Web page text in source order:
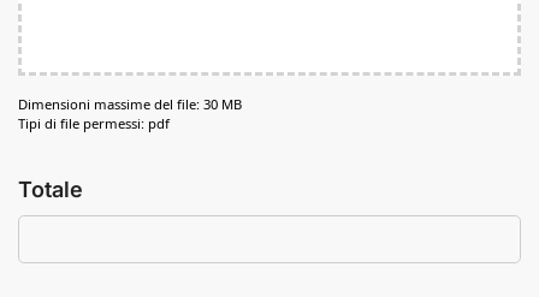
Dimensioni massime del file: 30 MB
Tipi di file permessi: pdf
Totale